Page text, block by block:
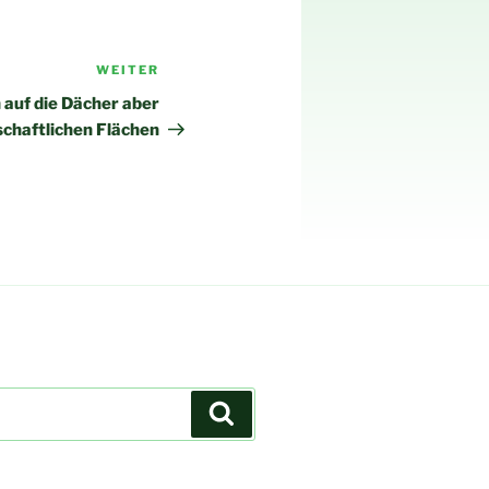
Beitrag
WEITER
die Dächer aber
Flächen